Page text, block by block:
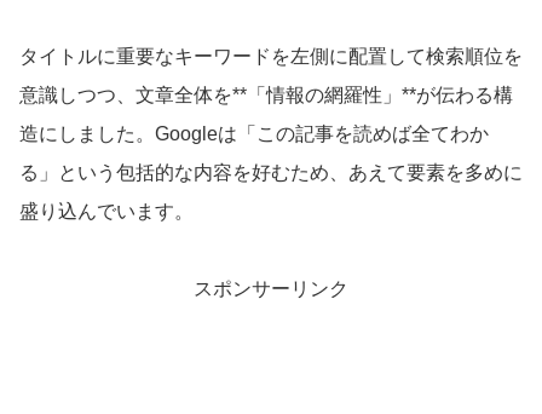
タイトルに重要なキーワードを左側に配置して検索順位を
意識しつつ、文章全体を**「情報の網羅性」**が伝わる構
造にしました。Googleは「この記事を読めば全てわか
る」という包括的な内容を好むため、あえて要素を多めに
盛り込んでいます。
スポンサーリンク